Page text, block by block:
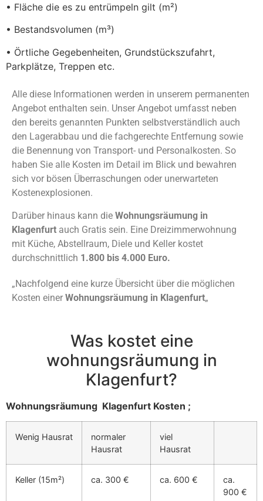
• Fläche die es zu entrümpeln gilt (m²)
• Bestandsvolumen (m³)
• Örtliche Gegebenheiten, Grundstückszufahrt,
Parkplätze, Treppen etc.
Alle diese Informationen werden in unserem permanenten
Angebot enthalten sein. Unser Angebot umfasst neben
den bereits genannten Punkten selbstverständlich auch
den Lagerabbau und die fachgerechte Entfernung sowie
die Benennung von Transport- und Personalkosten. So
haben Sie alle Kosten im Detail im Blick und bewahren
sich vor bösen Überraschungen oder unerwarteten
Kostenexplosionen.
Darüber hinaus kann die Wohnungsräumung in
Klagenfurt auch Gratis sein. Eine Dreizimmerwohnung
mit Küche, Abstellraum, Diele und Keller kostet
durchschnittlich 1.800 bis 4.000 Euro.
„Nachfolgend eine kurze Übersicht über die möglichen
Kosten einer Wohnungsräumung in Klagenfurt„
Was kostet eine
wohnungsräumung in
Klagenfurt?
Wohnungsräumung Klagenfurt Kosten ;
Wenig Hausrat
normaler
Hausrat
viel
Hausrat
Keller (15m²) ca. 300 € ca. 600 €
ca.
900 €